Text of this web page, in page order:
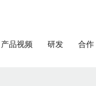
产品视频 研发 合作